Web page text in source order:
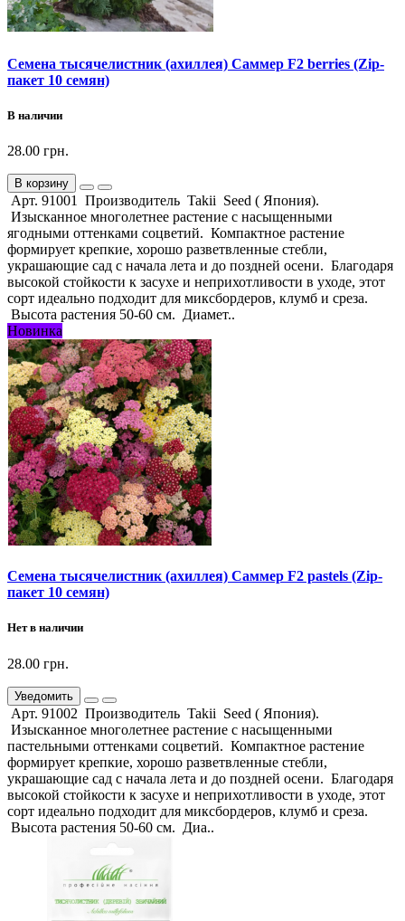
Семена тысячелистник (ахиллея) Саммер F2 berries (Zip-
пакет 10 семян)
В наличии
28.00 грн.
В корзину
Арт. 91001 Производитель Takii Seed ( Япония).
Изысканное многолетнее растение с насыщенными
ягодными оттенками соцветий. Компактное растение
формирует крепкие, хорошо разветвленные стебли,
украшающие сад с начала лета и до поздней осени. Благодаря
высокой стойкости к засухе и неприхотливости в уходе, этот
сорт идеально подходит для миксбордеров, клумб и среза.
Высота растения 50-60 см. Диамет..
Новинка
Семена тысячелистник (ахиллея) Саммер F2 pastels (Zip-
пакет 10 семян)
Нет в наличии
28.00 грн.
Уведомить
Арт. 91002 Производитель Takii Seed ( Япония).
Изысканное многолетнее растение с насыщенными
пастельными оттенками соцветий. Компактное растение
формирует крепкие, хорошо разветвленные стебли,
украшающие сад с начала лета и до поздней осени. Благодаря
высокой стойкости к засухе и неприхотливости в уходе, этот
сорт идеально подходит для миксбордеров, клумб и среза.
Высота растения 50-60 см. Диа..